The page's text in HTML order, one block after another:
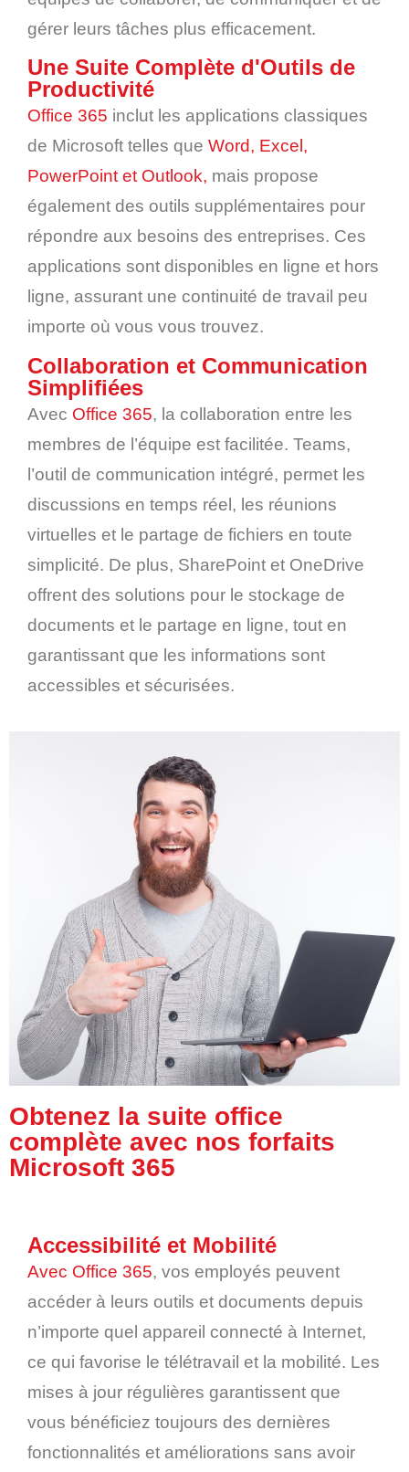
gérer leurs tâches plus efficacement.
Une Suite Complète d'Outils de
Productivité
Office 365 inclut les applications classiques
de Microsoft telles que Word, Excel,
PowerPoint et Outlook, mais propose
également des outils supplémentaires pour
répondre aux besoins des entreprises. Ces
applications sont disponibles en ligne et hors
ligne, assurant une continuité de travail peu
importe où vous vous trouvez.
Collaboration et Communication
Simplifiées
Avec Office 365, la collaboration entre les
membres de l’équipe est facilitée. Teams,
l’outil de communication intégré, permet les
discussions en temps réel, les réunions
virtuelles et le partage de fichiers en toute
simplicité. De plus, SharePoint et OneDrive
offrent des solutions pour le stockage de
documents et le partage en ligne, tout en
garantissant que les informations sont
accessibles et sécurisées.
Obtenez la suite office
complète avec nos forfaits
Microsoft 365
Accessibilité et Mobilité
Avec Office 365, vos employés peuvent
accéder à leurs outils et documents depuis
n’importe quel appareil connecté à Internet,
ce qui favorise le télétravail et la mobilité. Les
mises à jour régulières garantissent que
vous bénéficiez toujours des dernières
fonctionnalités et améliorations sans avoir